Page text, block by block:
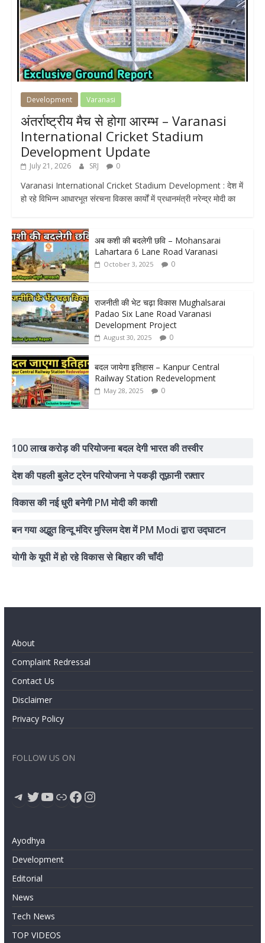
Development Varanasi
अंतर्राष्ट्रीय मैच से होगा आरम्भ – Varanasi
International Cricket Stadium
Development Update
July 21, 2026 SRJ 0
Varanasi International Cricket Stadium Development : देश में
हो रहे विभिन्न आधारभूत संरचना विकास कार्यों में प्रधानमंत्री नरेन्द्र मोदी का
अब कशी की बदलेगी छवि – Mohansarai
Lahartara 6 Lane Road Varanasi
October 3, 2025 0
राजनीती की भेट चढ़ा विकास Mughalsarai
Padao Six Lane Road Varanasi
Development Project
August 30, 2025 0
बदल जायेगा इतिहास – Kanpur Central
Railway Station Redevelopment
May 28, 2025 0
100 लाख करोड़ की परियोजना बदल देगी भारत की तस्वीर
देश की पहली बुलेट ट्रेन परियोजना ने पकड़ी तूफ़ानी रफ़्तार
विकास की नई धुरी बनेगी PM मोदी की काशी
बन गया अद्भुत हिन्दू मंदिर मुस्लिम देश में PM Modi द्वारा उद्घाटन
योगी के यूपी में हो रहे विकास से बिहार की चाँदी
About
Complaint Redressal
Contact Us
Disclaimer
Privacy Policy
FOLLOW US ON
Telegram
Twitter
YouTube
LinkFacebook
Instagram
Ayodhya
Development
Editorial
News
Tech News
TOP VIDEOS